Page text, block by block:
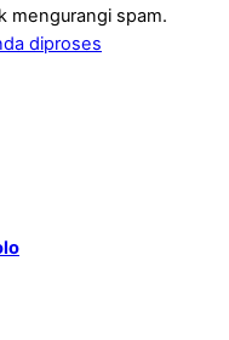
mengurangi spam.
diproses